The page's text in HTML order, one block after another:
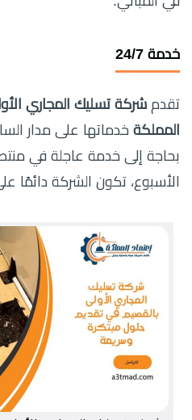
خدمة 24/7
تقدم شركة تسليك المجاري
المملكة خدماتها على مدار
بحاجة إلى خدمة عاجلة في
الأسبوع، تكون الشركة دائمًا